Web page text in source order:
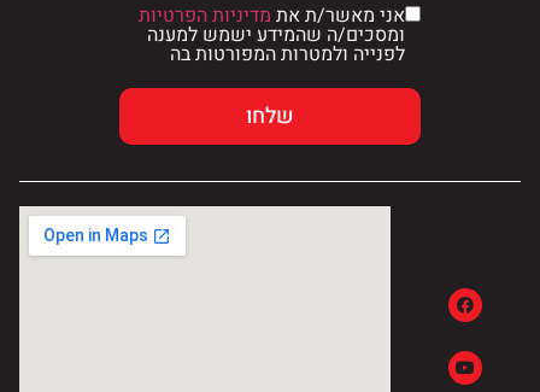
אני מאשר/ת את מדיניות הפרטיות
ומסכים/ה שהמידע ישמש למענה
לפנייה ולמטרות המפורטות בה